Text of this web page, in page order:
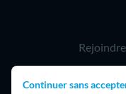
Continuer sans